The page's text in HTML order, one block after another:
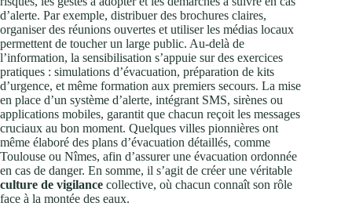
d’alerte. Par exemple, distribuer des brochures claires,
organiser des réunions ouvertes et utiliser les médias locaux
permettent de toucher un large public. Au-delà de
l’information, la sensibilisation s’appuie sur des exercices
pratiques : simulations d’évacuation, préparation de kits
d’urgence, et même formation aux premiers secours. La mise
en place d’un système d’alerte, intégrant SMS, sirènes ou
applications mobiles, garantit que chacun reçoit les messages
cruciaux au bon moment. Quelques villes pionnières ont
même élaboré des plans d’évacuation détaillés, comme
Toulouse ou Nîmes, afin d’assurer une évacuation ordonnée
en cas de danger. En somme, il s’agit de créer une véritable
culture de vigilance collective, où chacun connaît son rôle
face à la montée des eaux.